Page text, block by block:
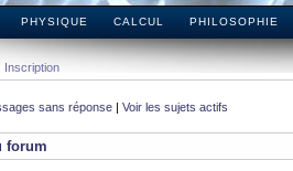
PHYSIQUE CALCUL PHILOSOPHIE
Inscription
sans réponse | Voir les sujets actifs
forum